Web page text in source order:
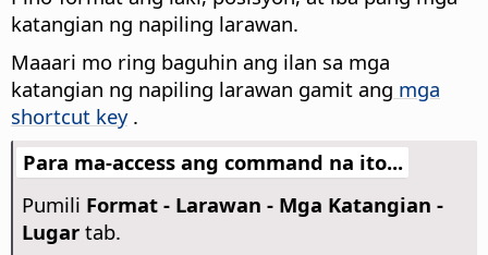
katangian ng napiling larawan.
Maaari mo ring baguhin ang ilan sa mga
katangian ng napiling larawan gamit ang mga
shortcut key.
Para ma-access ang command na ito...
Pumili Format - Larawan - Mga Katangian -
Lugartab.